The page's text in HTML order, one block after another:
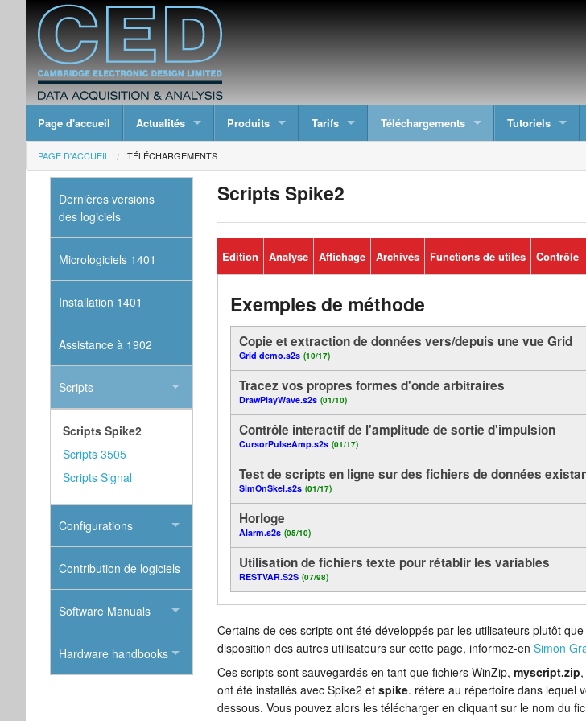
Page d'accueil Actualités Produits Tarifs Téléchargements Tutoriels
PAGE D'ACCUEIL TÉLÉCHARGEMENTS
Scripts Spike2
Edition Analyse Affichage Archivés Functions de utiles Contrôle
Exemples de méthode
Copie et extraction de données vers/depuis une vue Grid
Grid demo.s2s (10/17)
Tracez vos propres formes d'onde arbitraires
DrawPlayWave.s2s (01/10)
Contrôle interactif de l'amplitude de sortie d'impulsion
CursorPulseAmp.s2s (01/17)
Test de scripts en ligne sur des fichiers de données
SimOnSkel.s2s (01/17)
Horloge
Alarm.s2s (05/10)
Utilisation de fichiers texte pour rétablir les variables
RESTVAR.S2S (07/98)
Certains de ces scripts ont été développés par les utilisateurs plutôt
disposition des autres utilisateurs sur cette page, informez-enSimon
Ces scripts sont sauvegardés en tant que fichiers WinZip,myscript.zip
ont été installés avec Spike2 etspike. réfère au répertoire dans lequel
dessous. Vous pouvez alors les télécharger en cliquant sur le nom du
Dernières versions
des logiciels
Micrologiciels 1401
Installation 1401
Assistance à 1902
Scripts
Scripts Spike2
Scripts 3505
Scripts Signal
Configurations
Contribution de logiciels
Software Manuals
Hardware handbooks